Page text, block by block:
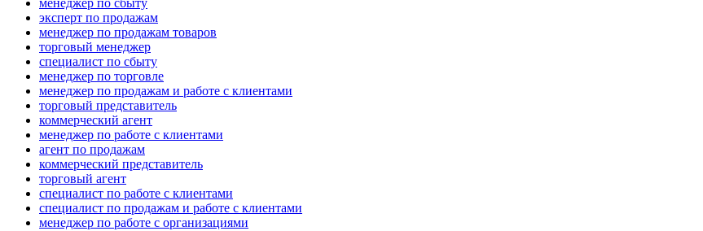
менеджер по сбыту
эксперт по продажам
менеджер по продажам товаров
торговый менеджер
специалист по сбыту
менеджер по торговле
менеджер по продажам и работе с клиентами
торговый представитель
коммерческий агент
менеджер по работе с клиентами
агент по продажам
коммерческий представитель
торговый агент
специалист по работе с клиентами
специалист по продажам и работе с клиентами
менеджер по работе с организациями